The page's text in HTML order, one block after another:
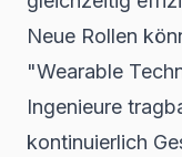
Neue Rollen
"Wearable
Ingenieure
kontinuierlich